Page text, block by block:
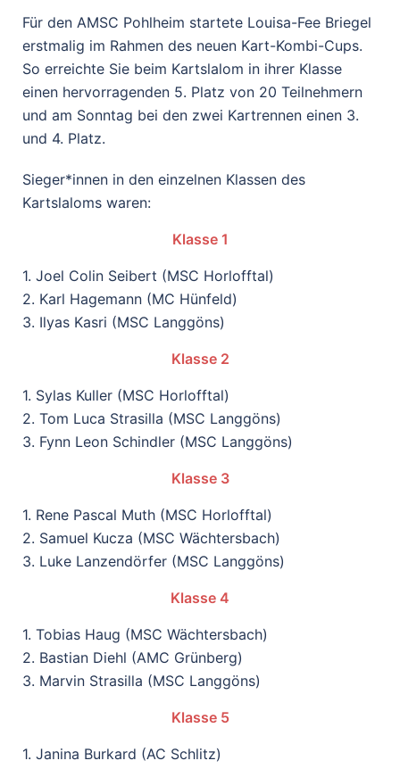
Für den AMSC Pohlheim startete Louisa-Fee Briegel
erstmalig im Rahmen des neuen Kart-Kombi-Cups.
So erreichte Sie beim Kartslalom in ihrer Klasse
einen hervorragenden 5. Platz von 20 Teilnehmern
und am Sonntag bei den zwei Kartrennen einen 3.
und 4. Platz.
Sieger*innen in den einzelnen Klassen des
Kartslaloms waren:
Klasse 1
1. Joel Colin Seibert (MSC Horlofftal)
2. Karl Hagemann (MC Hünfeld)
3. Ilyas Kasri (MSC Langgöns)
Klasse 2
1. Sylas Kuller (MSC Horlofftal)
2. Tom Luca Strasilla (MSC Langgöns)
3. Fynn Leon Schindler (MSC Langgöns)
Klasse 3
1. Rene Pascal Muth (MSC Horlofftal)
2. Samuel Kucza (MSC Wächtersbach)
3. Luke Lanzendörfer (MSC Langgöns)
Klasse 4
1. Tobias Haug (MSC Wächtersbach)
2. Bastian Diehl (AMC Grünberg)
3. Marvin Strasilla (MSC Langgöns)
Klasse 5
1. Janina Burkard (AC Schlitz)